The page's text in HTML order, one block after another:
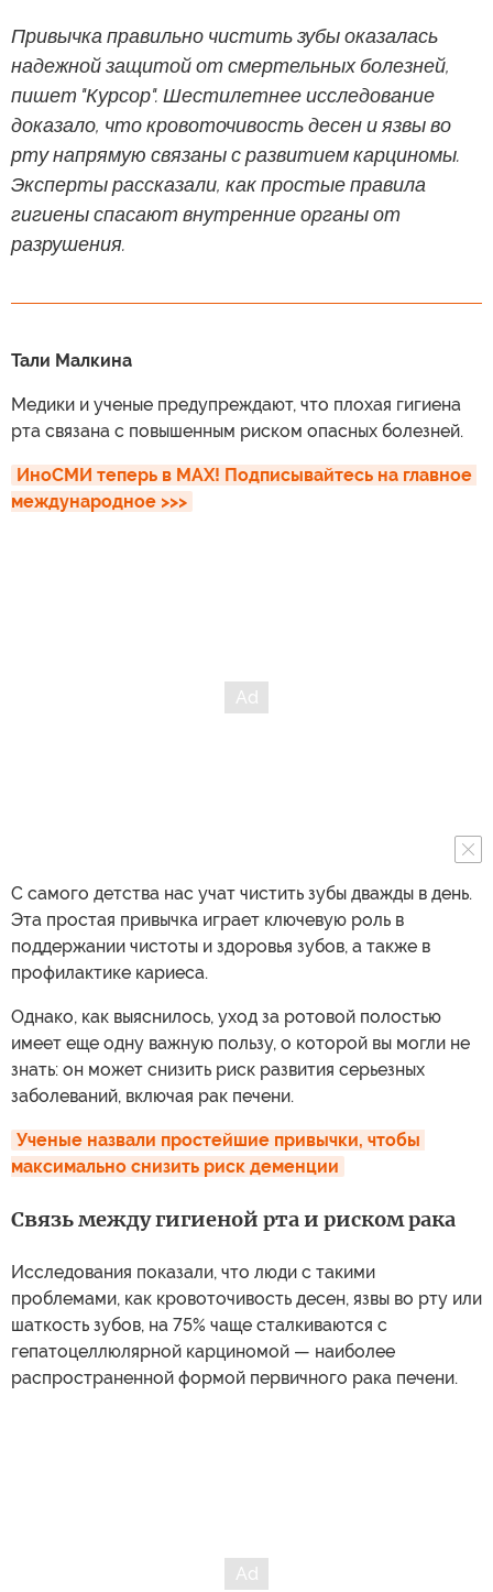
Привычка правильно чистить зубы оказалась
надежной защитой от смертельных болезней,
пишет "Курсор". Шестилетнее исследование
доказало, что кровоточивость десен и язвы во
рту напрямую связаны с развитием карциномы.
Эксперты рассказали, как простые правила
гигиены спасают внутренние органы от
разрушения.
Тали Малкина
Медики и ученые предупреждают, что плохая гигиена
рта связана с повышенным риском опасных болезней.
ИноСМИ теперь в MAX! Подписывайтесь на главное
международное >>>
С самого детства нас учат чистить зубы дважды в день.
Эта простая привычка играет ключевую роль в
поддержании чистоты и здоровья зубов, а также в
профилактике кариеса.
Однако, как выяснилось, уход за ротовой полостью
имеет еще одну важную пользу, о которой вы могли не
знать: он может снизить риск развития серьезных
заболеваний, включая рак печени.
Ученые назвали простейшие привычки, чтобы
максимально снизить риск деменции
Связь между гигиеной рта и риском рака
Исследования показали, что люди с такими
проблемами, как кровоточивость десен, язвы во рту или
шаткость зубов, на 75% чаще сталкиваются с
гепатоцеллюлярной карциномой — наиболее
распространенной формой первичного рака печени.